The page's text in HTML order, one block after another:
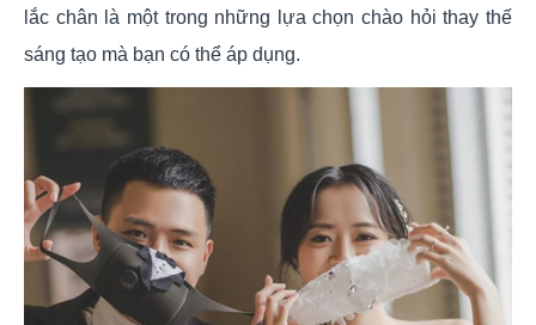
lắc chân là một trong những lựa chọn chào hỏi thay thế
sáng tạo mà bạn có thể áp dụng.